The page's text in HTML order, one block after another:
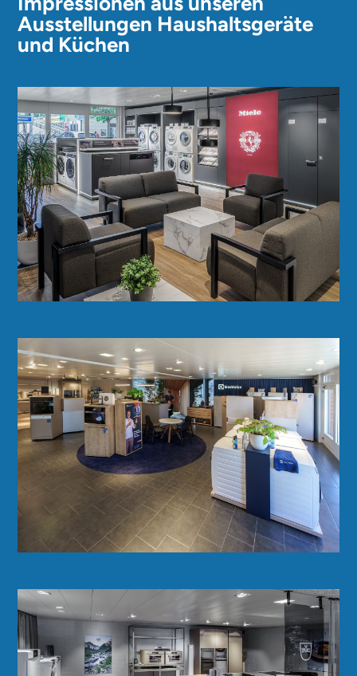
Ausstellungen Haushaltsgeräte
und Küchen